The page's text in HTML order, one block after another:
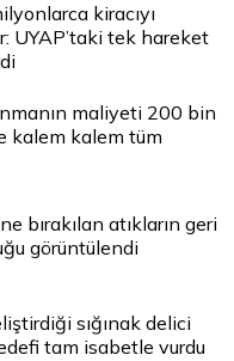
kiracıyı
UYAP’taki tek hareket
maliyeti 200 bin
kalem kalem tüm
bırakılan atıkların geri
görüntülendi
sığınak delici
tam isabetle vurdu